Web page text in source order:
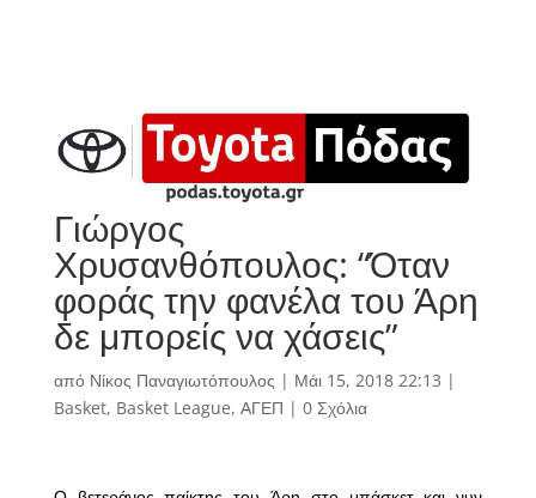
Γιώργος
Χρυσανθόπουλος: “Όταν
φοράς την φανέλα του Άρη
δε μπορείς να χάσεις”
από Νίκος Παναγιωτόπουλος | Μάι 15, 2018 22:13 |
Basket, Basket League, ΑΓΕΠ | 0 Σχόλια